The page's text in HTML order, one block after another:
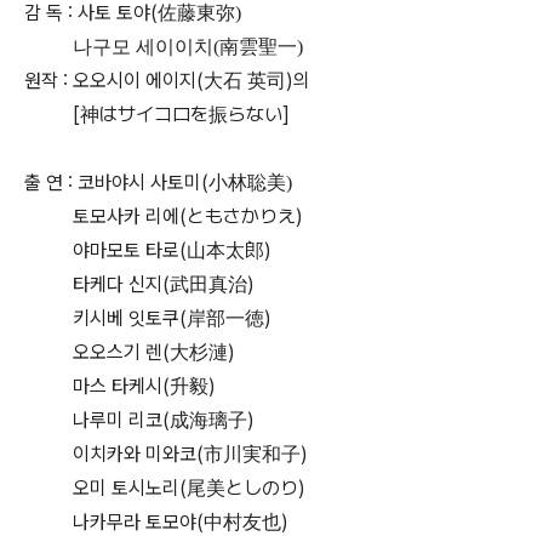
감 독 : 사토 토야(佐藤東弥)
나구모 세이이치(南雲聖一)
원작 : 오오시이 에이지(大石 英司)의
[神はサイコロを振らない]
출 연 : 코바야시 사토미(小林聡美)
토모사카 리에(ともさかりえ)
야마모토 타로(山本太郎)
타케다 신지(武田真治)
키시베 잇토쿠(岸部一徳)
오오스기 렌(大杉漣)
마스 타케시(升毅)
나루미 리코(成海璃子)
이치카와 미와코(市川実和子)
오미 토시노리(尾美としのり)
나카무라 토모야(中村友也)